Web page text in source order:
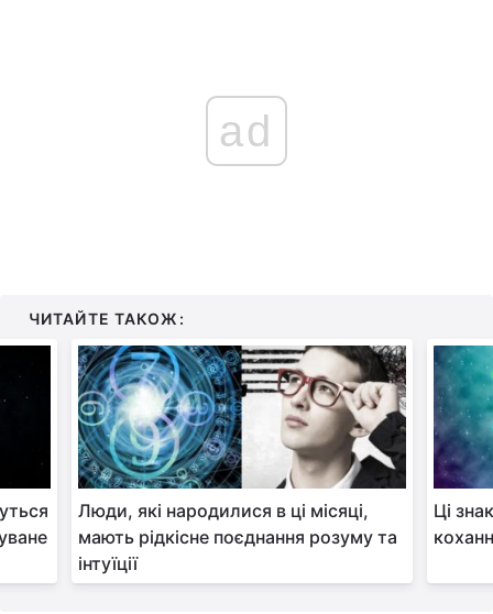
ad
ЧИТАЙТЕ ТАКОЖ:
Люди, які народилися в ці місяці,
мають рідкісне поєднання розуму та
інтуїції
Ці